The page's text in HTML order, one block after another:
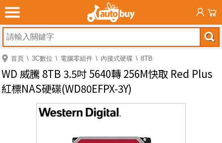
首頁 3C數位 電腦零組件 內接式硬碟 8TB
WD 威騰 8TB 3.5吋 5640轉 256M快取 Red Plus
紅標NAS硬碟(WD80EFPX-3Y)